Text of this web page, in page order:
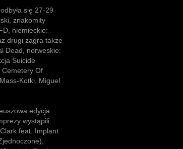
się 27-29
znakomity
niemieckie:
drugi zagra także
Dead, norweskie:
Suicide
Cemetery Of
Kotki, Miguel
edycja
wystąpili:
feat. Implant